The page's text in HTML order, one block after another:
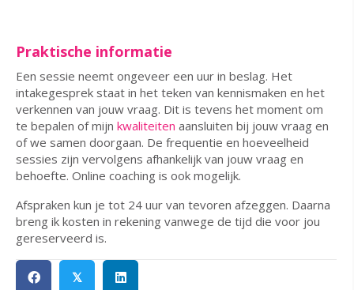
Praktische informatie
Een sessie neemt ongeveer een uur in beslag. Het
intakegesprek staat in het teken van kennismaken en het
verkennen van jouw vraag. Dit is tevens het moment om
te bepalen of mijn kwaliteiten aansluiten bij jouw vraag en
of we samen doorgaan. De frequentie en hoeveelheid
sessies zijn vervolgens afhankelijk van jouw vraag en
behoefte. Online coaching is ook mogelijk.
Afspraken kun je tot 24 uur van tevoren afzeggen. Daarna
breng ik kosten in rekening vanwege de tijd die voor jou
gereserveerd is.
𝕏